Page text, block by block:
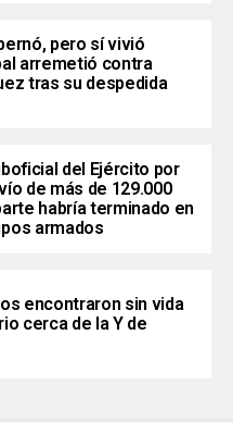
pero sí vivió
arremetió contra
tras su despedida
del Ejército por
de más de 129.000
habría terminado en
armados
encontraron sin vida
cerca de la Y de